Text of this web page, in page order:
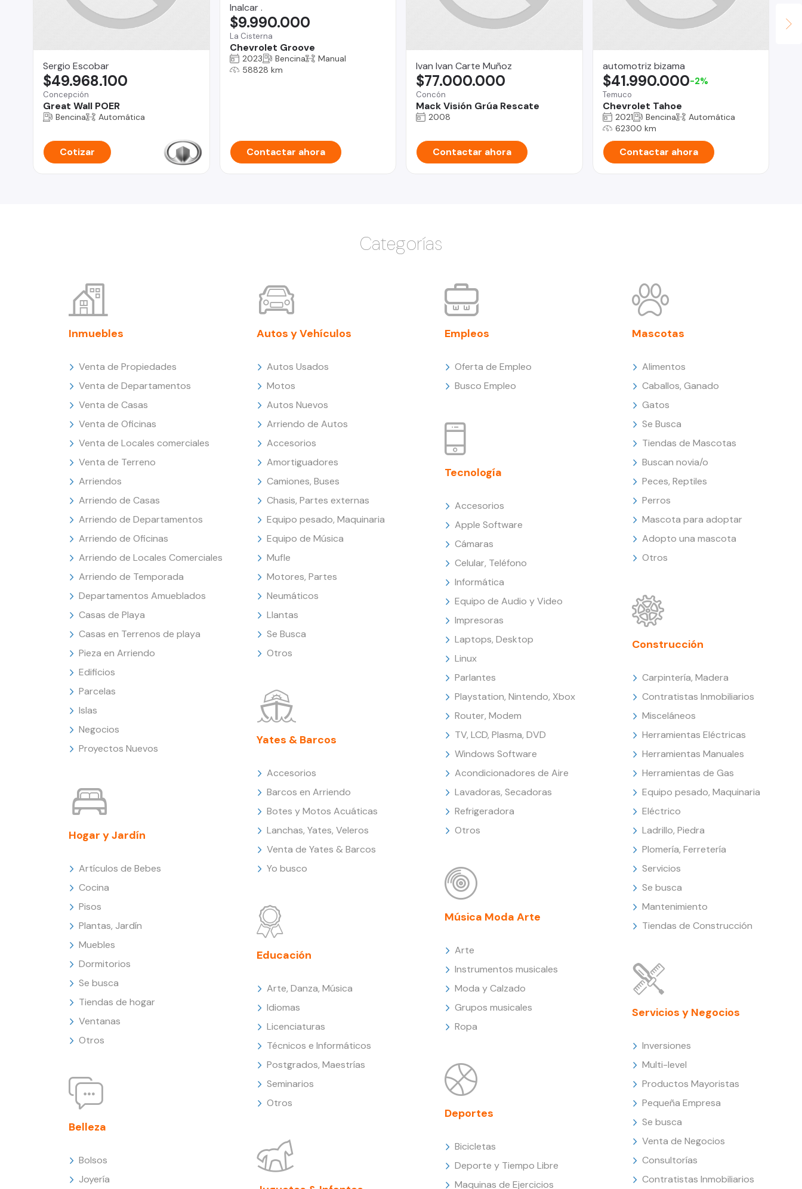
Sergio Escobar
Concepción
Great Wall POER
$49.968.100
Bencina Automática
Cotizar
Inalcar .
La Cisterna
Chevrolet Groove
$9.990.000
2023 Bencina
Manual
58828 km
Contactar ahora
Ivan Ivan Carte Muñoz
Concón
Mack Visión Grúa Rescate
$77.000.000
2008
Contactar ahora
automotriz bizama
Temuco
Chevrolet Tahoe
$41.990.000-2%
2021 Bencina
Automática
62300 km
Contactar ahora
Categorías
Inmuebles
Venta de Propiedades
Venta de Departamentos
Venta de Casas
Venta de Oficinas
Venta de Locales comerciales
Venta de Terreno
Arriendos
Arriendo de Casas
Arriendo de Departamentos
Arriendo de Oficinas
Arriendo de Locales Comerciales
Arriendo de Temporada
Departamentos Amueblados
Casas de Playa
Casas en Terrenos de playa
Pieza en Arriendo
Edificios
Parcelas
Islas
Negocios
Proyectos Nuevos
Hogar y Jardín
Artículos de Bebes
Cocina
Pisos
Plantas, Jardín
Muebles
Dormitorios
Se busca
Tiendas de hogar
Ventanas
Otros
Belleza
Bolsos
Joyería
Autos y Vehículos
Autos Usados
Motos
Autos Nuevos
Arriendo de Autos
Accesorios
Amortiguadores
Camiones, Buses
Chasis, Partes externas
Equipo pesado, Maquinaria
Equipo de Música
Mufle
Motores, Partes
Neumáticos
Llantas
Se Busca
Otros
Yates & Barcos
Accesorios
Barcos en Arriendo
Botes y Motos Acuáticas
Lanchas, Yates, Veleros
Venta de Yates & Barcos
Yo busco
Educación
Arte, Danza, Música
Idiomas
Licenciaturas
Técnicos e Informáticos
Postgrados, Maestrías
Seminarios
Otros
Empleos
Oferta de Empleo
Busco Empleo
Tecnología
Accesorios
Apple Software
Cámaras
Celular, Teléfono
Informática
Equipo de Audio y Video
Impresoras
Laptops, Desktop
Linux
Parlantes
Playstation, Nintendo, Xbox
Router, Modem
TV, LCD, Plasma, DVD
Windows Software
Acondicionadores de Aire
Lavadoras, Secadoras
Refrigeradora
Otros
Música Moda Arte
Arte
Instrumentos musicales
Moda y Calzado
Grupos musicales
Ropa
Deportes
Bicicletas
Deporte y Tiempo Libre
Maquinas de Ejercicios
Mascotas
Alimentos
Caballos, Ganado
Gatos
Se Busca
Tiendas de Mascotas
Buscan novia/o
Peces, Reptiles
Perros
Mascota para adoptar
Adopto una mascota
Otros
Construcción
Carpintería, Madera
Contratistas Inmobiliarios
Misceláneos
Herramientas Eléctricas
Herramientas Manuales
Herramientas de Gas
Equipo pesado, Maquinaria
Eléctrico
Ladrillo, Piedra
Plomería, Ferretería
Servicios
Se busca
Mantenimiento
Tiendas de Construcción
Servicios y Negocios
Inversiones
Multi-level
Productos Mayoristas
Pequeña Empresa
Se busca
Venta de Negocios
Consultorías
Contratistas Inmobiliarios